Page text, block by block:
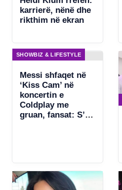
karrierë, nënë dhe
rikthim në ekran
SHOWBIZ & LIFESTYLE
Messi shfaqet në
‘Kiss Cam’ në
koncertin e
Coldplay me
gruan, fansat: S’ka